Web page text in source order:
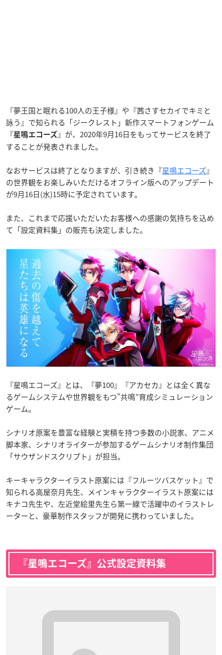
『夢王国と眠れる100人の王子様』や『茜さすセカイでキミと
詠う』で知られる「ジークレスト」新作スマートフォンゲーム
『星鳴エコーズ』が、2020年9月16日をもってサービスを終了
することが発表されました。
なおサービスは終了となりますが、引き続き『星鳴エコーズ』
の世界観をお楽しみいただけるオフライン版へのアップデート
が9月16日(水)15時に予定されています。
また、これまで応援いただいたお客様への感謝の気持ちを込め
て「設定資料集」の販売も決定しました。
『星鳴エコーズ』とは、『夢100』『アカセカ』とは全く異な
るゲームシステムや世界観をもつ”共鳴”育成シミュレーション
ゲーム。
シナリオ原案を豊富な経験と実積を持つ多数の小説家、アニメ
脚本家、シナリオライターが参加するゲームシナリオ制作集団
「サウザンドスクリプト」が担当。
キーキャラクターイラスト原案には『フルーツバスケット』で
知られる高屋奈月先生、メインキャラクターイラスト原案には
キナコ先生や、左近堂絵里先生ら第一線で活躍中のイラストレ
ーターと、豪華制作スタッフが開発に携わっていました。
『星鳴エコーズ』公式設定資料集